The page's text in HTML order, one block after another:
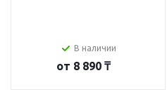
В наличии
от 8 890 ₸